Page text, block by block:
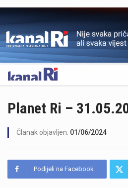
OGLAS
Planet Ri –
Članak objavljen: 01/06/2024
Podijeli na Facebook